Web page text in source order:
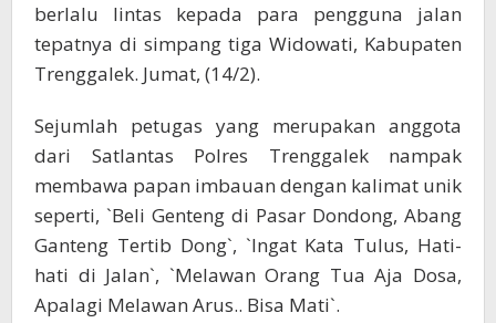
berlalu lintas kepada para pengguna jalan
tepatnya di simpang tiga Widowati, Kabupaten
Trenggalek. Jumat, (14/2).
Sejumlah petugas yang merupakan anggota
dari Satlantas Polres Trenggalek nampak
membawa papan imbauan dengan kalimat unik
seperti, `Beli Genteng di Pasar Dondong, Abang
Ganteng Tertib Dong`, `Ingat Kata Tulus, Hati-
hati di Jalan`, `Melawan Orang Tua Aja Dosa,
Apalagi Melawan Arus.. Bisa Mati`.